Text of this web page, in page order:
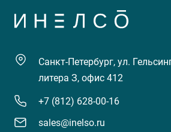
Санкт-Петербург, ул.
литера З, офис 412
+7 (812) 628-00-16
sales@inelso.ru